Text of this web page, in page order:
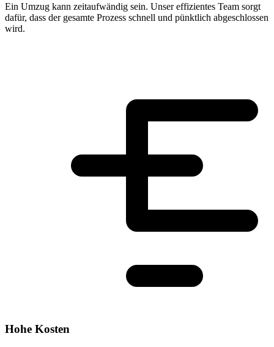
Ein Umzug kann zeitaufwändig sein. Unser effizientes Team sorgt
dafür, dass der gesamte Prozess schnell und pünktlich abgeschlossen
wird.
Hohe Kosten